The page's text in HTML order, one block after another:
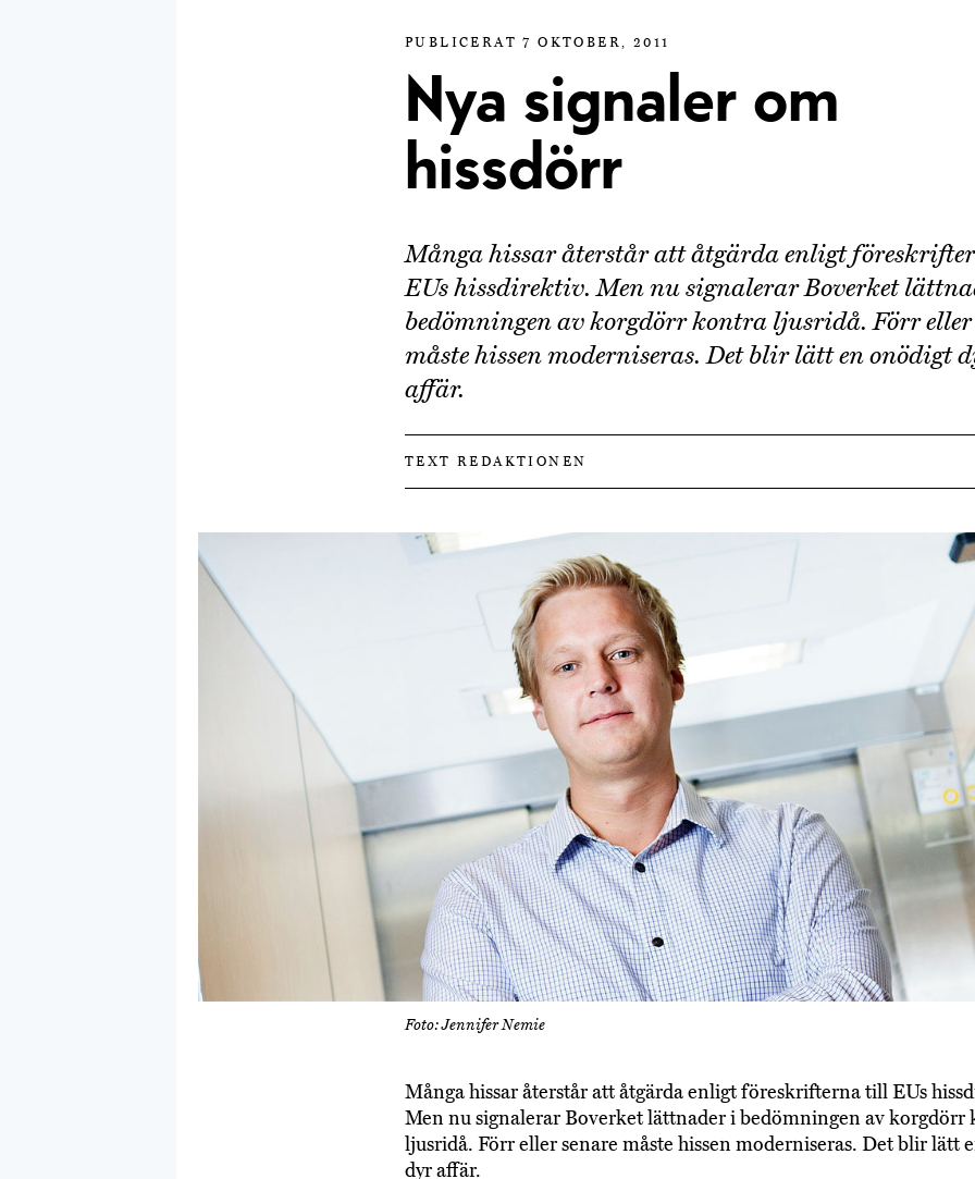
PUBLICERAT 7 OKTOBER, 2011
Nya signaler om
hissdörr
Många hissar återstår att åtgärda enligt
EUs hissdirektiv. Men nu signalerar Boverket
bedömningen av korgdörr kontra ljusridå. Förr eller
måste hissen moderniseras. Det blir lätt en onödigt
affär.
TEXT REDAKTIONEN
Foto: Jennifer Nemie
Många hissar återstår att åtgärda enligt föreskrifterna till EUs
Men nu signalerar Boverket lättnader i bedömningen av korgdörr
ljusridå. Förr eller senare måste hissen moderniseras. Det blir lätt
dyr affär.